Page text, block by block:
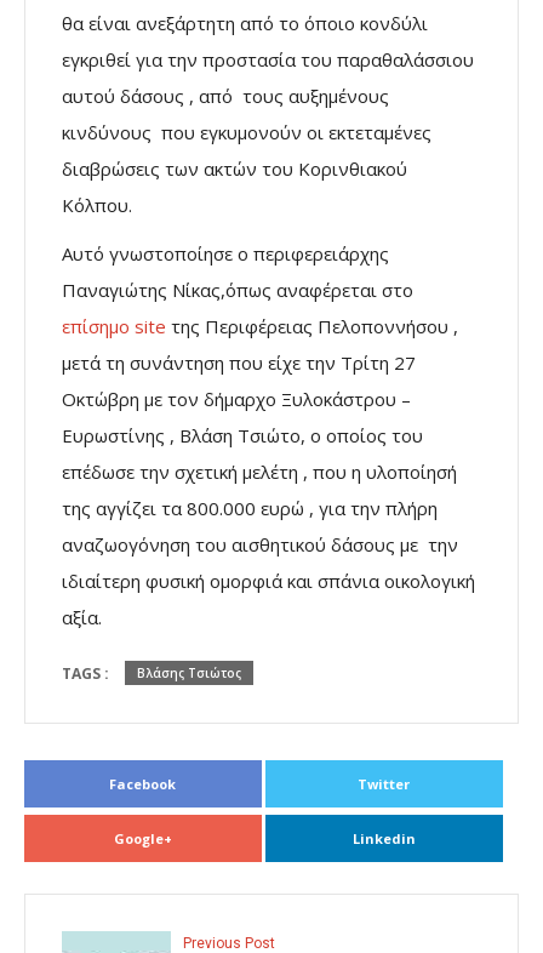
θα είναι ανεξάρτητη από το όποιο κονδύλι
εγκριθεί για την προστασία του παραθαλάσσιου
αυτού δάσους , από τους αυξημένους
κινδύνους που εγκυμονούν οι εκτεταμένες
διαβρώσεις των ακτών του Κορινθιακού
Κόλπου.
Αυτό γνωστοποίησε ο περιφερειάρχης
Παναγιώτης Νίκας,όπως αναφέρεται στο
επίσημο site της Περιφέρειας Πελοποννήσου ,
μετά τη συνάντηση που είχε την Τρίτη 27
Οκτώβρη με τον δήμαρχο Ξυλοκάστρου –
Ευρωστίνης , Βλάση Τσιώτο, ο οποίος του
επέδωσε την σχετική μελέτη , που η υλοποίησή
της αγγίζει τα 800.000 ευρώ , για την πλήρη
αναζωογόνηση του αισθητικού δάσους με την
ιδιαίτερη φυσική ομορφιά και σπάνια οικολογική
αξία.
TAGS : Βλάσης Τσιώτος
Facebook Twitter
Google+ Linkedin
Previous Post